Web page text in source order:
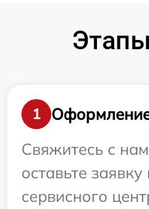
1
Свяжитесь с
оставьте заявку
сервисного